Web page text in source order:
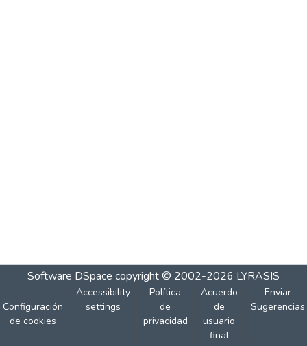
Software DSpace copyright © 2002-2026 LYRASIS
Configuración
de cookies
Accessibility
settings
Política
de
privacidad
Acuerdo
de
usuario
final
Enviar
Sugerencias